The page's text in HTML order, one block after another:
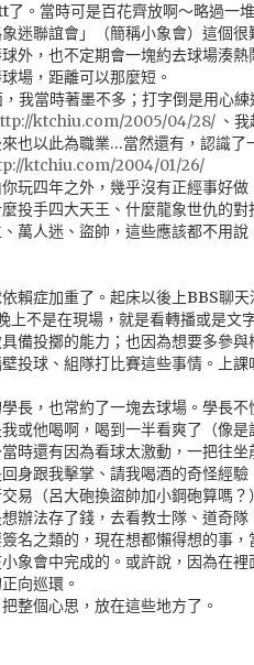
。當時可是百花齊放啊～略過一
迷聯誼會」（簡稱小象會）這個
外，也不定期會一塊約去球場湊
場，距離可以那麼短。
我當時著墨不多；打字倒是用心
ktchiu.com/2005/04/28/ 、
也以此為職業…當然還有，認識了
ktchiu.com/2004/01/26/
玩四年之外，幾乎沒有正經事好
投手四大天王、什麼龍象世仇的
萬人迷、盜帥，這些應該都不用
賴症加重了。起床以後上BBS聊
上不是在現場，就是看轉播或是文
備投擲的能力；也因為想要多參
投球、組隊打比賽這些事情。上
長，也常約了一塊去球場。學長
或他喝啊，喝到一半看爽了（像
時還有因為看球太激動，一把往
身跟我擊掌、請我喝酒的奇怪經驗
易（呂大砲換盜帥加小鋼砲算嗎
辦法存了錢，去看教士隊、道奇
名之類的，現在想都懶得想的事，
象會中完成的。或許說，因為在
向巡環。
整個心思，放在這些地方了。